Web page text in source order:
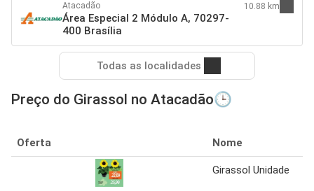
Atacadão
Área Especial 2 Módulo A, 70297-
400 Brasília
10.88 km
Todas as localidades
Preço do Girassol no Atacadão🕒
Oferta Nome
Girassol Unidade